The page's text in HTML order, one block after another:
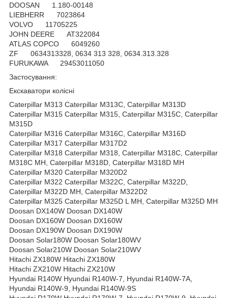
DOOSAN 1.180-00148
LIEBHERR 7023864
VOLVO 11705225
JOHN DEERE AT322084
ATLAS COPCO 6049260
ZF 0634313328, 0634 313 328, 0634.313.328
FURUKAWA 29453011050
Застосування:
Екскаватори колісні
Caterpillar M313 Caterpillar M313C, Caterpillar M313D
Caterpillar M315 Caterpillar M315, Caterpillar M315C, Caterpillar
M315D
Caterpillar M316 Caterpillar M316C, Caterpillar M316D
Caterpillar M317 Caterpillar M317D2
Caterpillar M318 Caterpillar M318, Caterpillar M318C, Caterpillar
M318C MH, Caterpillar M318D, Caterpillar M318D MH
Caterpillar M320 Caterpillar M320D2
Caterpillar M322 Caterpillar M322C, Caterpillar M322D,
Caterpillar M322D MH, Caterpillar M322D2
Caterpillar M325 Caterpillar M325D L MH, Caterpillar M325D MH
Doosan DX140W Doosan DX140W
Doosan DX160W Doosan DX160W
Doosan DX190W Doosan DX190W
Doosan Solar180W Doosan Solar180WV
Doosan Solar210W Doosan Solar210WV
Hitachi ZX180W Hitachi ZX180W
Hitachi ZX210W Hitachi ZX210W
Hyundai R140W Hyundai R140W-7, Hyundai R140W-7A,
Hyundai R140W-9, Hyundai R140W-9S